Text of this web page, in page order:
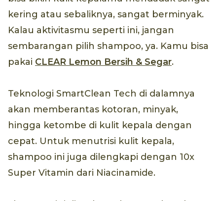
kering atau sebaliknya, sangat berminyak.
Kalau aktivitasmu seperti ini, jangan
sembarangan pilih shampoo, ya. Kamu bisa
pakai CLEAR Lemon Bersih & Segar.
Teknologi SmartClean Tech di dalamnya
akan memberantas kotoran, minyak,
hingga ketombe di kulit kepala dengan
cepat. Untuk menutrisi kulit kepala,
shampoo ini juga dilengkapi dengan 10x
Super Vitamin dari Niacinamide.